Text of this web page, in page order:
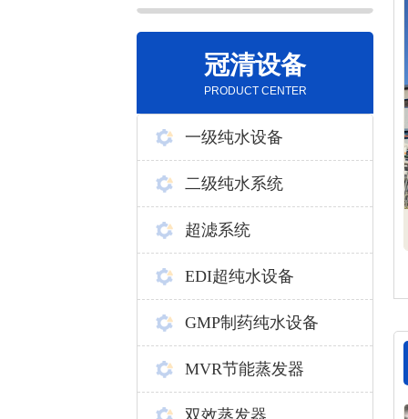
冠清设备
PRODUCT CENTER
一级纯水设备
二级纯水系统
超滤系统
EDI超纯水设备
GMP制药纯水设备
MVR节能蒸发器
双效蒸发器